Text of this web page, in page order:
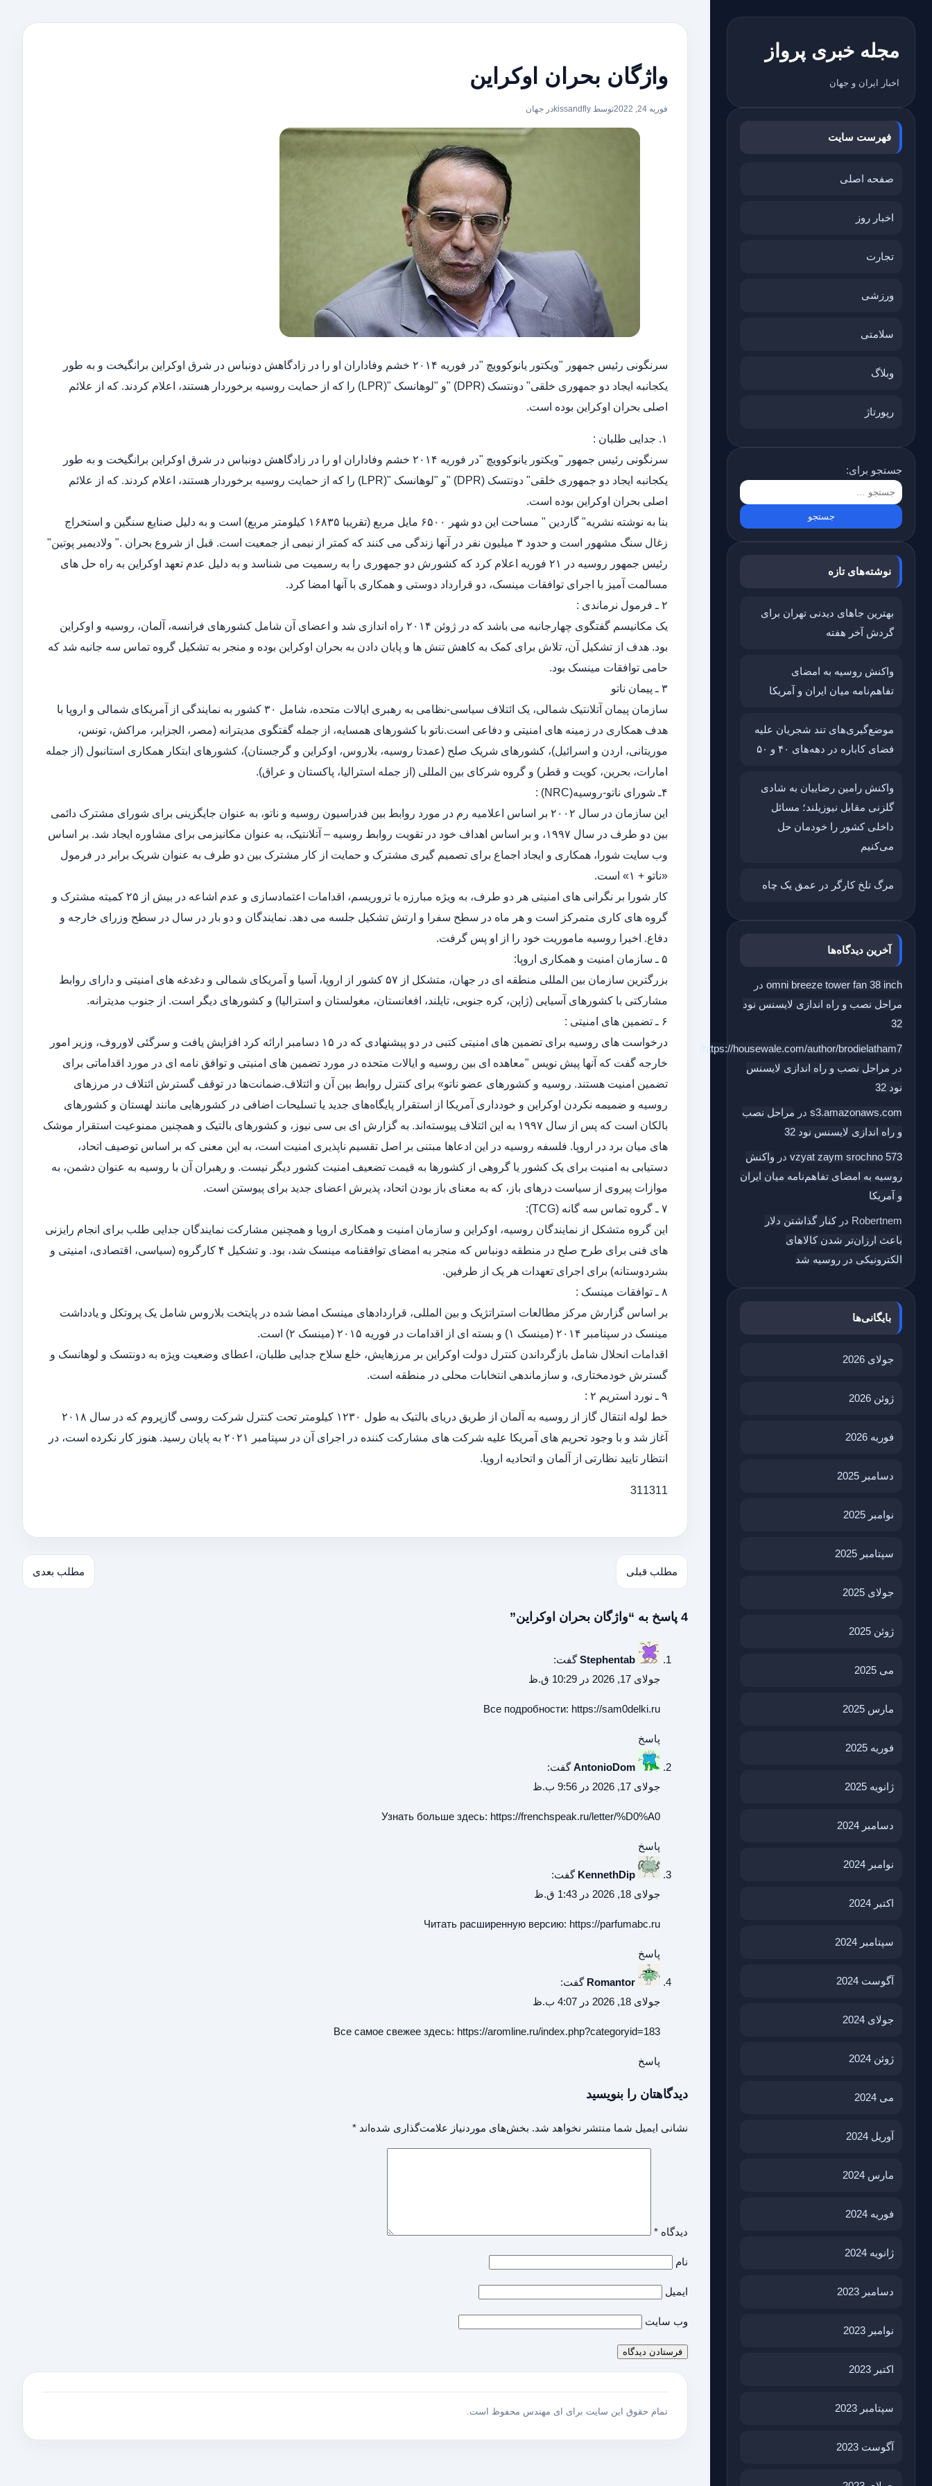
مجله خبری پرواز
اخبار ایران و جهان
فهرست سایت
صفحه اصلی
اخبار روز
تجارت
ورزشی
سلامتی
وبلاگ
رپورتاژ
جستجو برای:
نوشته‌های تازه
بهترین جاهای دیدنی تهران برای
گردش آخر هفته
واکنش روسیه به امضای
تفاهم‌نامه میان ایران و آمریکا
موضع‌گیری‌های تند شجریان علیه
فضای کاباره در دهه‌های ۴۰ و ۵۰
واکنش رامین رضاییان به شادی
گلزنی مقابل نیوزیلند؛ مسائل
داخلی کشور را خودمان حل
می‌کنیم
مرگ تلخ کارگر در عمق یک چاه
آخرین دیدگاه‌ها
omni breeze tower fan 38 inch در
مراحل نصب و راه اندازی لایسنس نود
32
https://housewale.com/author/brodielatham7/
در مراحل نصب و راه اندازی لایسنس
نود 32
s3.amazonaws.com در مراحل نصب
و راه اندازی لایسنس نود 32
vzyat zaym srochno 573 در واکنش
روسیه به امضای تفاهم‌نامه میان ایران
و آمریکا
Robertnem درکنار گذاشتن دلار
باعث ارزان‌تر شدن کالاهای
الکترونیکی در روسیه شد
بایگانی‌ها
جولای 2026
ژوئن 2026
فوریه 2026
دسامبر 2025
نوامبر 2025
سپتامبر 2025
جولای 2025
ژوئن 2025
می 2025
مارس 2025
فوریه 2025
ژانویه 2025
دسامبر 2024
نوامبر 2024
اکتبر 2024
سپتامبر 2024
آگوست 2024
جولای 2024
ژوئن 2024
می 2024
آوریل 2024
مارس 2024
فوریه 2024
ژانویه 2024
دسامبر 2023
نوامبر 2023
اکتبر 2023
سپتامبر 2023
آگوست 2023
واژگان بحران اوکراین
فوریه 24, 2022 توسط kissandfly در جهان
سرنگونی رئیس جمهور "ویکتور یانوکوویچ "در فوریه ۲۰۱۴ خشم وفاداران او را در زادگاهش دونباس در شرق اوکراین برانگیخت و به طور
یکجانبه ایجاد دو جمهوری خلقی" دونتسک (DPR) "و "لوهانسک "(LPR) را که از حمایت روسیه برخوردار هستند، اعلام کردند. که از علائم
اصلی بحران اوکراین بوده است.
۱. جدایی طلبان :
سرنگونی رئیس جمهور "ویکتور یانوکوویچ "در فوریه ۲۰۱۴ خشم وفاداران او را در زادگاهش دونباس در شرق اوکراین برانگیخت و به طور
یکجانبه ایجاد دو جمهوری خلقی" دونتسک (DPR) "و "لوهانسک "(LPR) را که از حمایت روسیه برخوردار هستند، اعلام کردند. که از علائم
اصلی بحران اوکراین بوده است.
بنا به نوشته نشریه" گاردین " مساحت این دو شهر ۶۵۰۰ مایل مربع (تقریبا ۱۶۸۳۵ کیلومتر مربع) است و به دلیل صنایع سنگین و استخراج
زغال سنگ مشهور است و حدود ۳ میلیون نفر در آنها زندگی می کنند که کمتر از نیمی از جمعیت است. قبل از شروع بحران ." ولادیمیر پوتین"
رئیس جمهور روسیه در ۲۱ فوریه اعلام کرد که کشورش دو جمهوری را به رسمیت می شناسد و به دلیل عدم تعهد اوکراین به راه حل های
مسالمت آمیز با اجرای توافقات مینسک، دو قرارداد دوستی و همکاری با آنها امضا کرد.
۲ ـ فرمول نرماندی :
یک مکانیسم گفتگوی چهارجانبه می باشد که در ژوئن ۲۰۱۴ راه اندازی شد و اعضای آن شامل کشورهای فرانسه، آلمان، روسیه و اوکراین
بود. هدف از تشکیل آن، تلاش برای کمک به کاهش تنش ها و پایان دادن به بحران اوکراین بوده و منجر به تشکیل گروه تماس سه جانبه شد که
حامی توافقات مینسک بود.
۳ ـ پیمان ناتو
سازمان پیمان آتلانتیک شمالی، یک ائتلاف سیاسی-نظامی به رهبری ایالات متحده، شامل ۳۰ کشور به نمایندگی از آمریکای شمالی و اروپا با
هدف همکاری در زمینه های امنیتی و دفاعی است.ناتو با کشورهای همسایه، از جمله گفتگوی مدیترانه (مصر، الجزایر، مراکش، تونس،
موریتانی، اردن و اسرائیل)، کشورهای شریک صلح (عمدتا روسیه، بلاروس، اوکراین و گرجستان)، کشورهای ابتکار همکاری استانبول (از جمله
امارات، بحرین، کویت و قطر) و گروه شرکای بین المللی (از جمله استرالیا، پاکستان و عراق).
۴ـ شورای ناتو-روسیه(NRC) :
این سازمان در سال ۲۰۰۲ بر اساس اعلامیه رم در مورد روابط بین فدراسیون روسیه و ناتو، به عنوان جایگزینی برای شورای مشترک دائمی
بین دو طرف در سال ۱۹۹۷، و بر اساس اهداف خود در تقویت روابط روسیه – آتلانتیک، به عنوان مکانیزمی برای مشاوره ایجاد شد. بر اساس
وب سایت شورا، همکاری و ایجاد اجماع برای تصمیم گیری مشترک و حمایت از کار مشترک بین دو طرف به عنوان شریک برابر در فرمول
«ناتو + ۱» است.
کار شورا بر نگرانی های امنیتی هر دو طرف، به ویژه مبارزه با تروریسم، اقدامات اعتمادسازی و عدم اشاعه در بیش از ۲۵ کمیته مشترک و
گروه های کاری متمرکز است و هر ماه در سطح سفرا و ارتش تشکیل جلسه می دهد. نمایندگان و دو بار در سال در سطح وزرای خارجه و
دفاع. اخیرا روسیه ماموریت خود را از او پس گرفت.
۵ ـ سازمان امنیت و همکاری اروپا:
بزرگترین سازمان بین المللی منطقه ای در جهان، متشکل از ۵۷ کشور از اروپا، آسیا و آمریکای شمالی و دغدغه های امنیتی و دارای روابط
مشارکتی با کشورهای آسیایی (ژاپن، کره جنوبی، تایلند، افغانستان، مغولستان و استرالیا) و کشورهای دیگر است. از جنوب مدیترانه.
۶ ـ تضمین های امنیتی :
درخواست های روسیه برای تضمین های امنیتی کتبی در دو پیشنهادی که در ۱۵ دسامبر ارائه کرد افزایش یافت و سرگئی لاوروف، وزیر امور
خارجه گفت که آنها پیش نویس "معاهده ای بین روسیه و ایالات متحده در مورد تضمین های امنیتی و توافق نامه ای در مورد اقداماتی برای
تضمین امنیت هستند. روسیه و کشورهای عضو ناتو» برای کنترل روابط بین آن و ائتلاف.ضمانت‌ها در توقف گسترش ائتلاف در مرزهای
روسیه و ضمیمه نکردن اوکراین و خودداری آمریکا از استقرار پایگاه‌های جدید یا تسلیحات اضافی در کشورهایی مانند لهستان و کشورهای
بالکان است که پس از سال ۱۹۹۷ به این ائتلاف پیوسته‌اند. به گزارش ای بی سی نیوز، و کشورهای بالتیک و همچنین ممنوعیت استقرار موشک
های میان برد در اروپا. فلسفه روسیه در این ادعاها مبتنی بر اصل تقسیم ناپذیری امنیت است، به این معنی که بر اساس توصیف اتحاد،
دستیابی به امنیت برای یک کشور یا گروهی از کشورها به قیمت تضعیف امنیت کشور دیگر نیست. و رهبران آن با روسیه به عنوان دشمن، به
موازات پیروی از سیاست درهای باز، که به معنای باز بودن اتحاد، پذیرش اعضای جدید برای پیوستن است.
۷ ـ گروه تماس سه گانه (TCG):
این گروه متشکل از نمایندگان روسیه، اوکراین و سازمان امنیت و همکاری اروپا و همچنین مشارکت نمایندگان جدایی طلب برای انجام رایزنی
های فنی برای طرح صلح در منطقه دونباس که منجر به امضای توافقنامه مینسک شد، بود. و تشکیل ۴ کارگروه (سیاسی، اقتصادی، امنیتی و
بشردوستانه) برای اجرای تعهدات هر یک از طرفین.
۸ ـ توافقات مینسک :
بر اساس گزارش مرکز مطالعات استراتژیک و بین المللی، قراردادهای مینسک امضا شده در پایتخت بلاروس شامل یک پروتکل و یادداشت
مینسک در سپتامبر ۲۰۱۴ (مینسک ۱) و بسته ای از اقدامات در فوریه ۲۰۱۵ (مینسک ۲) است.
اقدامات انحلال شامل بازگرداندن کنترل دولت اوکراین بر مرزهایش، خلع سلاح جدایی طلبان، اعطای وضعیت ویژه به دونتسک و لوهانسک و
گسترش خودمختاری، و سازماندهی انتخابات محلی در منطقه است.
۹ ـ نورد استریم ۲ :
خط لوله انتقال گاز از روسیه به آلمان از طریق دریای بالتیک به طول ۱۲۳۰ کیلومتر تحت کنترل شرکت روسی گازپروم که در سال ۲۰۱۸
آغاز شد و با وجود تحریم های آمریکا علیه شرکت های مشارکت کننده در اجرای آن در سپتامبر ۲۰۲۱ به پایان رسید. هنوز کار نکرده است، در
انتظار تایید نظارتی از آلمان و اتحادیه اروپا.
311311
مطلب قبلی مطلب بعدی
4 پاسخ به “واژگان بحران اوکراین”
Stephentab گفت:
جولای 17, 2026 در 10:29 ق.ظ
Все подробности: https://sam0delki.ru
پاسخ
AntonioDom گفت:
جولای 17, 2026 در 9:56 ب.ظ
Узнать больше здесь: https://frenchspeak.ru/letter/%D0%A0
پاسخ
KennethDip گفت:
جولای 18, 2026 در 1:43 ق.ظ
Читать расширенную версию: https://parfumabc.ru
پاسخ
Romantor گفت:
جولای 18, 2026 در 4:07 ب.ظ
Все самое свежее здесь: https://aromline.ru/index.php?categoryid=183
پاسخ
دیدگاهتان را بنویسید
نشانی ایمیل شما منتشر نخواهد شد. بخش‌های موردنیاز علامت‌گذاری شده‌اند *
دیدگاه *
نام
ایمیل
وب‌ سایت
تمام حقوق این سایت برای ای مهندس محفوظ است.